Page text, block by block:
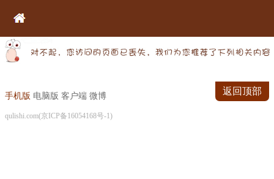
手机版 电脑版 客户端 微博
qulishi.com(京ICP备16054168号-1)
返回顶部